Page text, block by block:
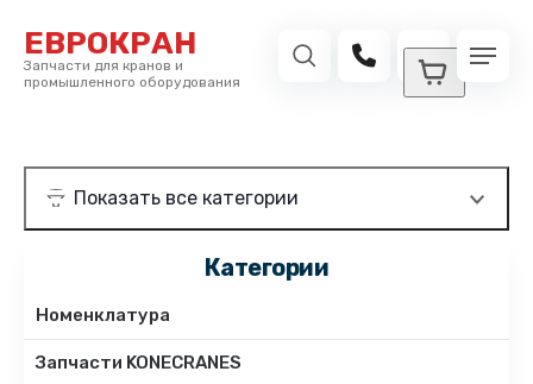
ЕВРОКРАН
Запчасти для кранов и
промышленного оборудования
Категории
Номенклатура
Запчасти KONECRANES